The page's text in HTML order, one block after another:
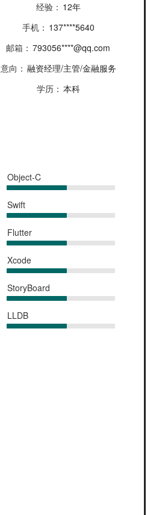
经验： 12年
手机： 137****5640
邮箱： 793056****@qq.com
意向： 融资经理/主管/金融服务
学历： 本科
Object-C
Swift
Flutter
Xcode
StoryBoard
LLDB